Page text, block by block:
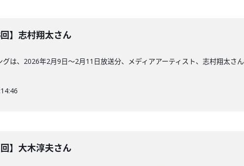
】志村翔太さん
は、2026年2月9日〜2月11日放送分、メディアアーティスト、志村翔太さん
】大木淳夫さん